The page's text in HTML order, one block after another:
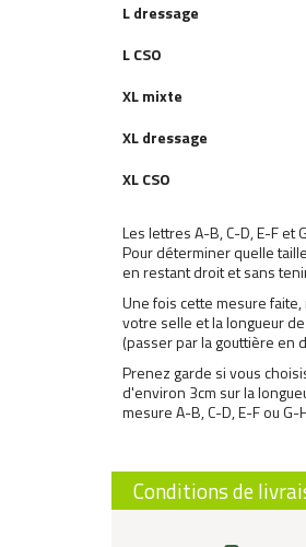
L dressage
LCSO
XL mixte
XL dressage
XLCSO
Les lettres A-B, C-D, E-F
Pour déterminer quelle
en restant droit et sans
Une fois cette mesure
votre selle et la longueur
(passer par la gouttière en
Prenez garde si vous
d'environ 3cm sur la
mesure A-B, C-D, E-F ou G-
Conditions de